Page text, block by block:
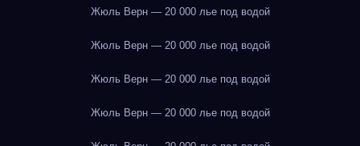
Жюль Верн — 20 000 лье под водой
Жюль Верн — 20 000 лье под водой
Жюль Верн — 20 000 лье под водой
Жюль Верн — 20 000 лье под водой